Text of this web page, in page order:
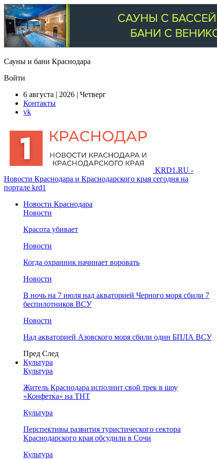
Сауны и бани Краснодара
Войти
6 августа | 2026 | Четверг
Контакты
vk
KRD1.RU -
Новости Краснодара и Краснодарского края сегодня на
портале krd1
Новости Краснодара
Новости
Красота убивает
Новости
Когда охранник начинает воровать
Новости
В ночь на 7 июля над акваторией Черного моря сбили 7
беспилотников ВСУ
Новости
Над акваторией Азовского моря сбили один БПЛА ВСУ
Пред След
Культура
Культура
Житель Краснодара исполнит свой трек в шоу
«Конфетка» на ТНТ
Культура
Перспективы развития туристического сектора
Краснодарского края обсудили в Сочи
Культура